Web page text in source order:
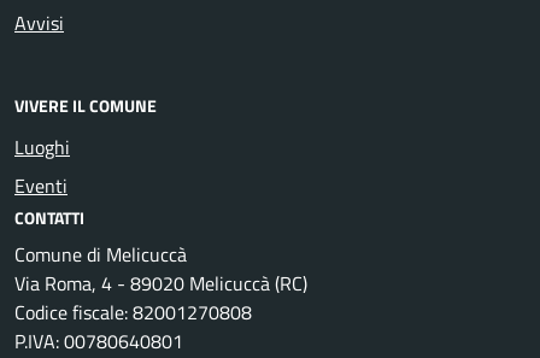
Avvisi
VIVERE IL COMUNE
Luoghi
Eventi
CONTATTI
Comune di Melicuccà
Via Roma, 4 - 89020 Melicuccà (RC)
Codice fiscale: 82001270808
P.IVA: 00780640801